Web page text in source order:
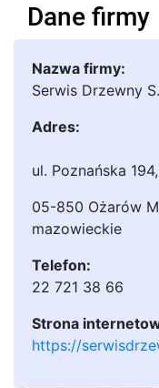
Dane firmy
Nazwa firmy:
Serwis Drzewny
Adres:
ul. Poznańska 194,
05-850 Ożarów
mazowieckie
Telefon:
22 721 38 66
Strona
https://